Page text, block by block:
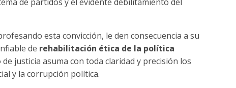
esta convicción, le den consecuencia a su
de rehabilitación ética de la política
justicia asuma con toda claridad y precisión los
y la corrupción política.